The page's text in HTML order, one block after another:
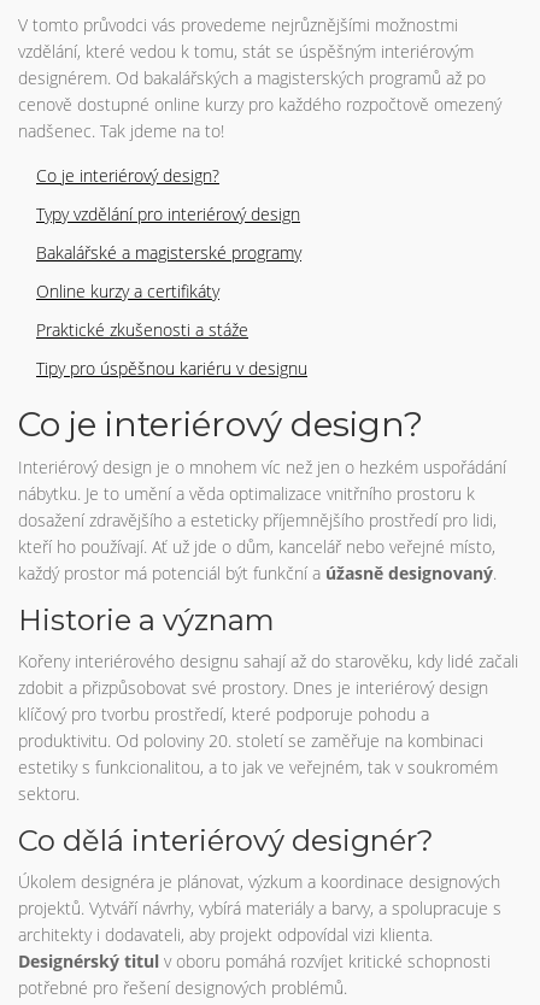
V tomto průvodci vás provedeme nejrůznějšími možnostmi
vzdělání, které vedou k tomu, stát se úspěšným interiérovým
designérem. Od bakalářských a magisterských programů až po
cenově dostupné online kurzy pro každého rozpočtově omezený
nadšenec. Tak jdeme na to!
Co je interiérový design?
Typy vzdělání pro interiérový design
Bakalářské a magisterské programy
Online kurzy a certifikáty
Praktické zkušenosti a stáže
Tipy pro úspěšnou kariéru v designu
Co je interiérový design?
Interiérový design je o mnohem víc než jen o hezkém uspořádání
nábytku. Je to umění a věda optimalizace vnitřního prostoru k
dosažení zdravějšího a esteticky příjemnějšího prostředí pro lidi,
kteří ho používají. Ať už jde o dům, kancelář nebo veřejné místo,
každý prostor má potenciál být funkční a úžasně designovaný.
Historie a význam
Kořeny interiérového designu sahají až do starověku, kdy lidé začali
zdobit a přizpůsobovat své prostory. Dnes je interiérový design
klíčový pro tvorbu prostředí, které podporuje pohodu a
produktivitu. Od poloviny 20. století se zaměřuje na kombinaci
estetiky s funkcionalitou, a to jak ve veřejném, tak v soukromém
sektoru.
Co dělá interiérový designér?
Úkolem designéra je plánovat, výzkum a koordinace designových
projektů. Vytváří návrhy, vybírá materiály a barvy, a spolupracuje s
architekty i dodavateli, aby projekt odpovídal vizi klienta.
Designérský titul v oboru pomáhá rozvíjet kritické schopnosti
potřebné pro řešení designových problémů.